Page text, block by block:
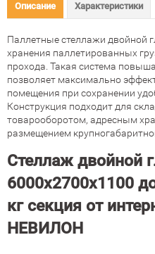
Описание Характеристики
Паллетные стеллажи двойной
хранения паллетированных
прохода. Такая система
позволяет максимально
помещения при сохранении
Конструкция подходит для
товарооборотом, адресным
размещением
Стеллаж двойной
6000х2700х1100
кг секция от
НЕВИЛОН